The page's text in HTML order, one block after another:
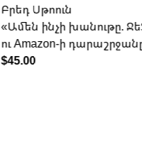
Բրեդ Սթոուն
«Ամեն ինչի խանութը.
ու Amazon-ի
$45.00